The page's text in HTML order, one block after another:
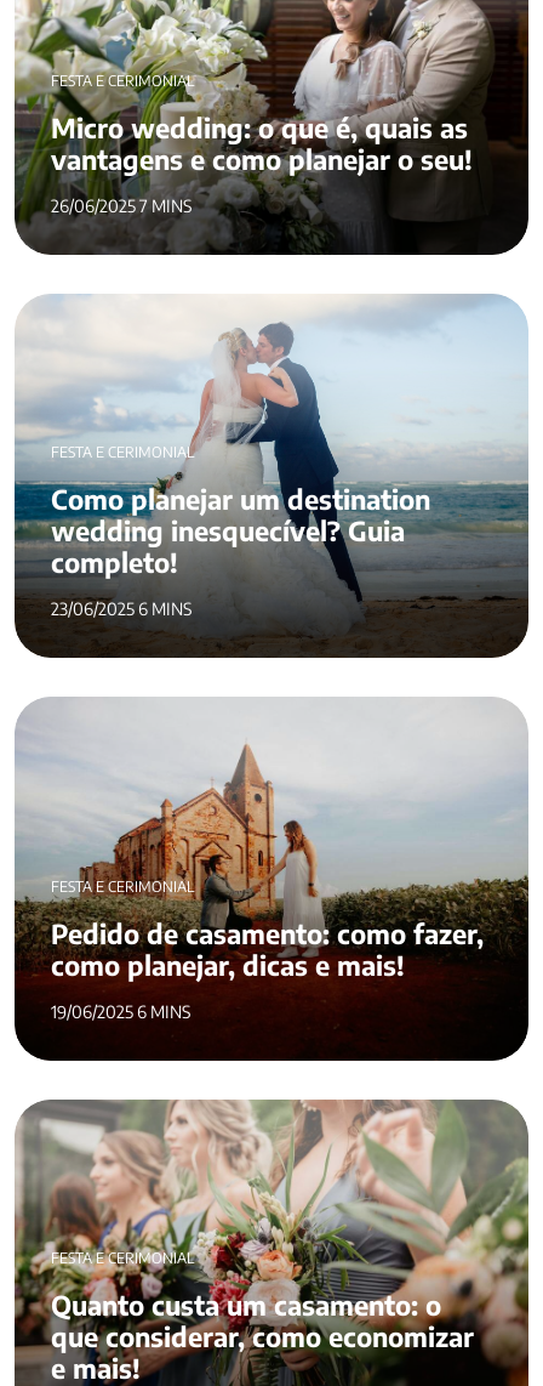
FESTA E CERIMONIAL
Micro wedding: o que é, quais as
vantagens e como planejar o seu!
26/06/2025 7 MINS
FESTA E CERIMONIAL
Como planejar um destination
wedding inesquecível? Guia
completo!
23/06/2025 6 MINS
FESTA E CERIMONIAL
Pedido de casamento: como fazer,
como planejar, dicas e mais!
19/06/2025 6 MINS
FESTA E CERIMONIAL
Quanto custa um casamento: o
que considerar, como economizar
e mais!